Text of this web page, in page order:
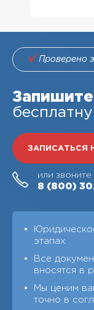
Проверено
ЗАПИСАТЬСЯ
или звоните
8 (800)
этапах
Все
вносятся в
Мы ценим
точно в